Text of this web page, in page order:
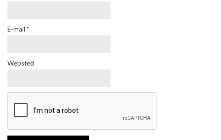
E-mail *
Websted